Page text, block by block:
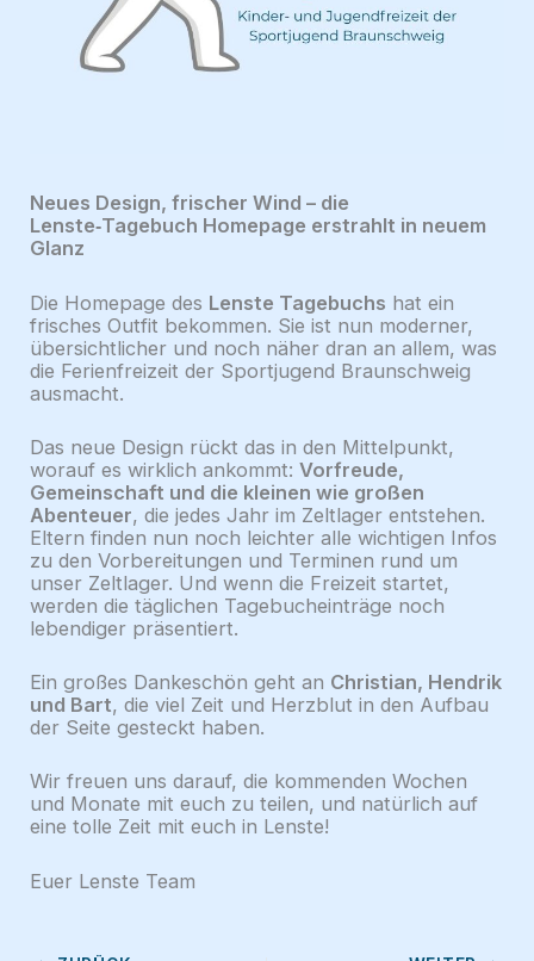
Neues Design, frischer Wind – die
Lenste‑Tagebuch Homepage erstrahlt in neuem
Glanz
Die Homepage des Lenste Tagebuchs hat ein
frisches Outfit bekommen. Sie ist nun moderner,
übersichtlicher und noch näher dran an allem, was
die Ferienfreizeit der Sportjugend Braunschweig
ausmacht.
Das neue Design rückt das in den Mittelpunkt,
worauf es wirklich ankommt:Vorfreude,
Gemeinschaft und die kleinen wie großen
Abenteuer, die jedes Jahr im Zeltlager entstehen.
Eltern finden nun noch leichter alle wichtigen Infos
zu den Vorbereitungen und Terminen rund um
unser Zeltlager. Und wenn die Freizeit startet,
werden die täglichen Tagebucheinträge noch
lebendiger präsentiert.
Ein großes Dankeschön geht an Christian, Hendrik
und Bart, die viel Zeit und Herzblut in den Aufbau
der Seite gesteckt haben.
Wir freuen uns darauf, die kommenden Wochen
und Monate mit euch zu teilen, und natürlich auf
eine tolle Zeit mit euch in Lenste!
Euer Lenste Team